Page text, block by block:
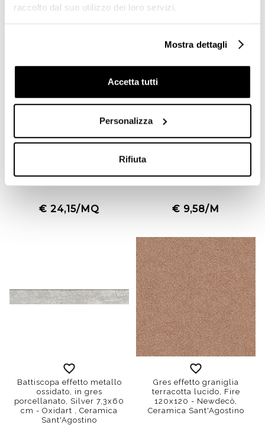
raccolto dal suo utilizzo dei loro servizi.
Mostra dettagli
Accetta tutti
Personalizza
Rifiuta
Piastrella Ottagonetta 15x15
(seconda scelta)
€ 24,15/MQ
oak Naturale Green Wood
Blustyle
€ 9,58/M
Battiscopa effetto metallo
ossidato, in gres
porcellanato, Silver 7,3x60
cm - Oxidart , Ceramica
Sant'Agostino
Gres effetto graniglia
terracotta lucido, Fire
120x120 - Newdecò,
Ceramica Sant'Agostino